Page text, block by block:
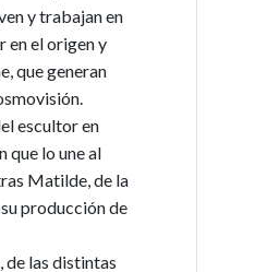
y trabajan en
en el origen y
que generan
escultor en
que lo une al
Matilde, de la
producción de
de las distintas